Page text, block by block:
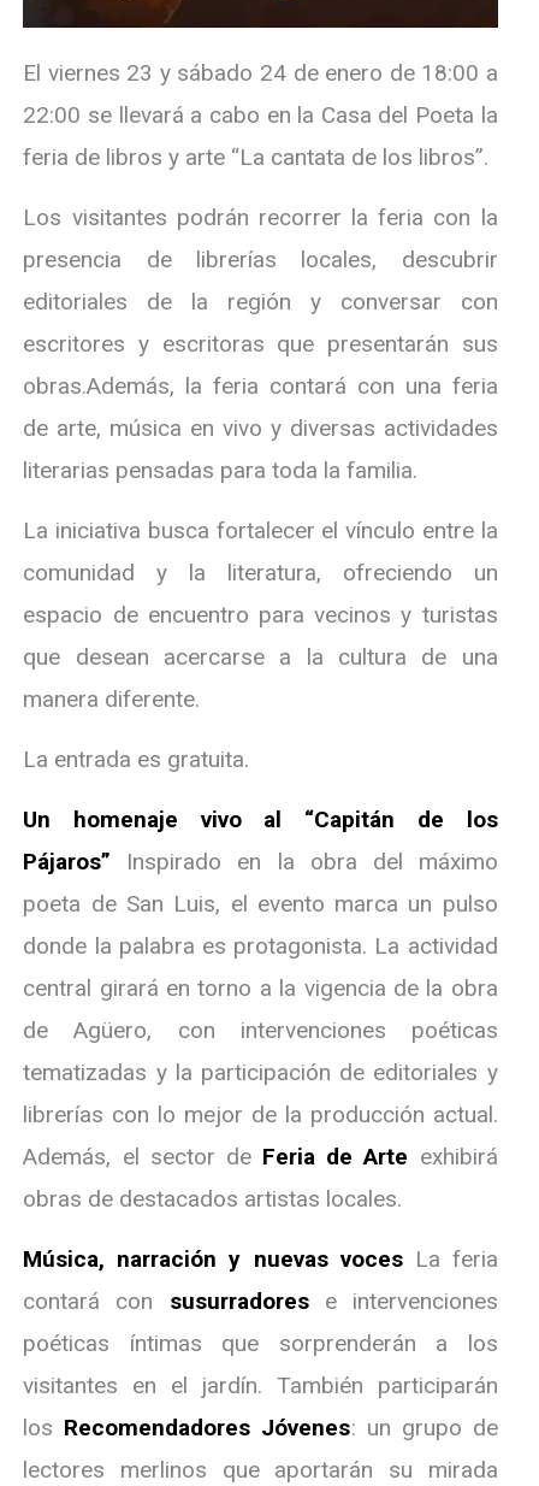
El viernes 23 y sábado 24 de enero de 18:00 a
22:00 se llevará a cabo en la Casa del Poeta la
feria de libros y arte “La cantata de los libros”.
Los visitantes podrán recorrer la feria con la
presencia de librerías locales, descubrir
editoriales de la región y conversar con
escritores y escritoras que presentarán sus
obras.Además, la feria contará con una feria
de arte, música en vivo y diversas actividades
literarias pensadas para toda la familia.
La iniciativa busca fortalecer el vínculo entre la
comunidad y la literatura, ofreciendo un
espacio de encuentro para vecinos y turistas
que desean acercarse a la cultura de una
manera diferente.
La entrada es gratuita.
Un homenaje vivo al “Capitán de los
Pájaros” Inspirado en la obra del máximo
poeta de San Luis, el evento marca un pulso
donde la palabra es protagonista. La actividad
central girará en torno a la vigencia de la obra
de Agüero, con intervenciones poéticas
tematizadas y la participación de editoriales y
librerías con lo mejor de la producción actual.
Además, el sector de Feria de Arte exhibirá
obras de destacados artistas locales.
Música, narración y nuevas vocesLa feria
contará con susurradorese intervenciones
poéticas íntimas que sorprenderán a los
visitantes en el jardín. También participarán
los Recomendadores Jóvenes: un grupo de
lectores merlinos que aportarán su mirada